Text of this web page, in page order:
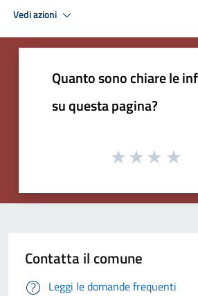
Vedi azioni
Quanto sono chiare le
su questa pagina?
Contatta il comune
Leggi le domande frequenti